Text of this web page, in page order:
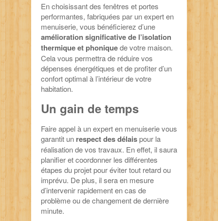
En choisissant des fenêtres et portes
performantes, fabriquées par un expert en
menuiserie, vous bénéficierez d’une
amélioration significative de l’isolation
thermique et phoniquede votre maison.
Cela vous permettra de réduire vos
dépenses énergétiques et de profiter d’un
confort optimal à l’intérieur de votre
habitation.
Un gain de temps
Faire appel à un expert en menuiserie vous
garantit un respect des délaispour la
réalisation de vos travaux. En effet, il saura
planifier et coordonner les différentes
étapes du projet pour éviter tout retard ou
imprévu. De plus, il sera en mesure
d’intervenir rapidement en cas de
problème ou de changement de dernière
minute.